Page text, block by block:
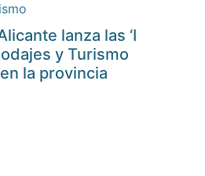
lanza las ‘I
y Turismo
la provincia